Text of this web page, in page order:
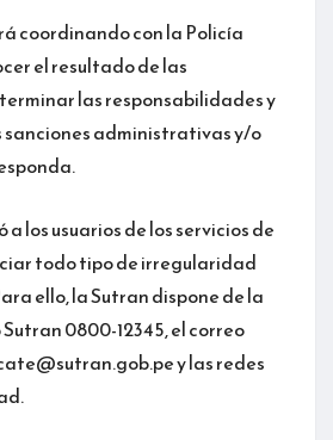
coordinando con la Policía
el resultado de las
las responsabilidades y
sanciones administrativas y/o
los usuarios de los servicios de
todo tipo de irregularidad
ello, la Sutran dispone de la
0800-12345, el correo
y las redes